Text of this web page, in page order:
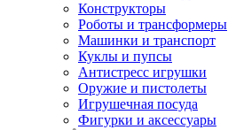
Конструкторы
Роботы и трансформеры
Машинки и транспорт
Куклы и пупсы
Антистресс игрушки
Оружие и пистолеты
Игрушечная посуда
Фигурки и аксессуары